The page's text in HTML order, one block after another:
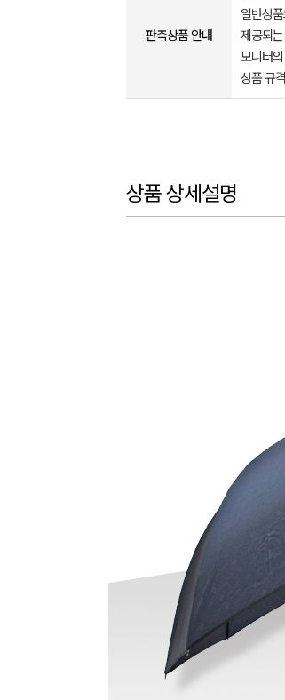
판촉상품 안내
일반상
제공되
모니터
상품 규
상품 상세설명